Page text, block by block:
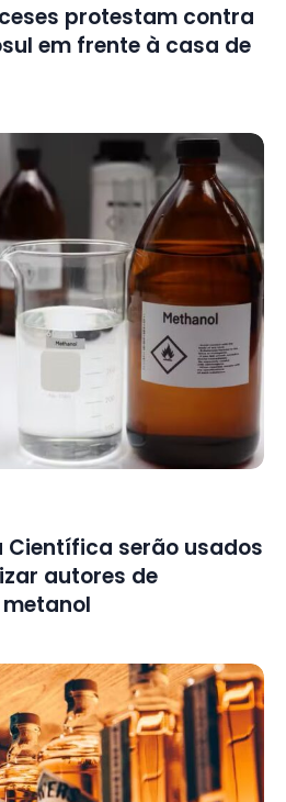
protestam contra
em frente à casa de
Científica serão usados
autores de